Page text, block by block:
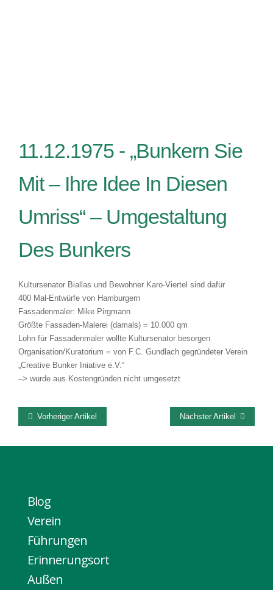
11.12.1975 - „Bunkern Sie
Mit – Ihre Idee In Diesen
Umriss“ – Umgestaltung
Des Bunkers
Kultursenator Biallas und Bewohner Karo-Viertel sind dafür
400 Mal-Entwürfe von Hamburgern
Fassadenmaler: Mike Pirgmann
Größte Fassaden-Malerei (damals) = 10.000 qm
Lohn für Fassadenmaler wollte Kultursenator besorgen
Organisation/Kuratorium = von F.C. Gundlach gegründeter Verein
„Creative Bunker Iniative e.V.“
–> wurde aus Kostengründen nicht umgesetzt
Vorheriger Artikel Nächster Artikel
Blog
Verein
Führungen
Erinnerungsort
Außen